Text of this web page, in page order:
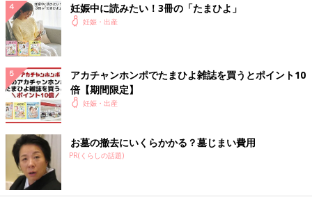
妊娠中に読みたい！3冊の「たまひよ」
妊娠・出産
アカチャンホンポでたまひよ雑誌を買うとポイント10
倍【期間限定】
妊娠・出産
お墓の撤去にいくらかかる？墓じまい費用
PR(くらしの話題)